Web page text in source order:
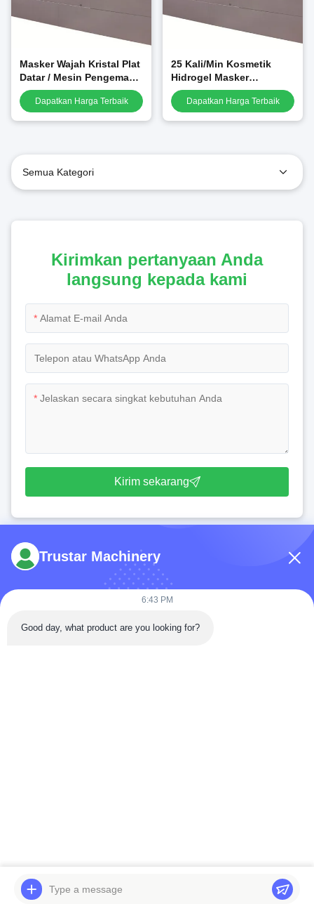
Masker Wajah Kristal Plat
Datar / Mesin Pengemas
Blister Patch Mata 25 Kali
/ MenitDapatkan Harga Terbaik
25 Kali/Min Kosmetik
Hidrogel Masker
Wajah/Masker Blister
Membuat Mesin GMP
Dapatkan Harga Terbaik
Semua Kategori
Kirimkan pertanyaan Anda
langsung kepada kami
*
*
Kirim sekarang
Telp: 86-180-5882-0351
Semua Hak Dilindungi Undang-undang.
Trustar Machinery
6:43 PM
Good day, what product are you looking for?